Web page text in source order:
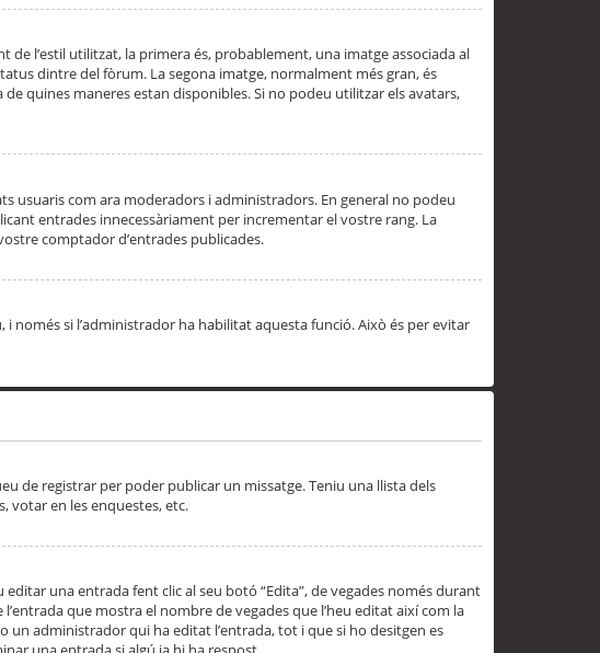
l’estil utilitzat, la primera és, probablement, una imatge associada al
dintre del fòrum. La segona imatge, normalment més gran, és
quines maneres estan disponibles. Si no podeu utilitzar els avatars,
usuaris com ara moderadors i administradors. En general no podeu
entrades innecessàriament per incrementar el vostre rang. La
comptador d’entrades publicades.
només si l’administrador ha habilitat aquesta funció. Això és per evitar
de registrar per poder publicar un missatge. Teniu una llista dels
votar en les enquestes, etc.
una entrada fent clic al seu botó “Edita”, de vegades només durant
que mostra el nombre de vegades que l’heu editat així com la
un administrador qui ha editat l’entrada, tot i que si ho desitgen es